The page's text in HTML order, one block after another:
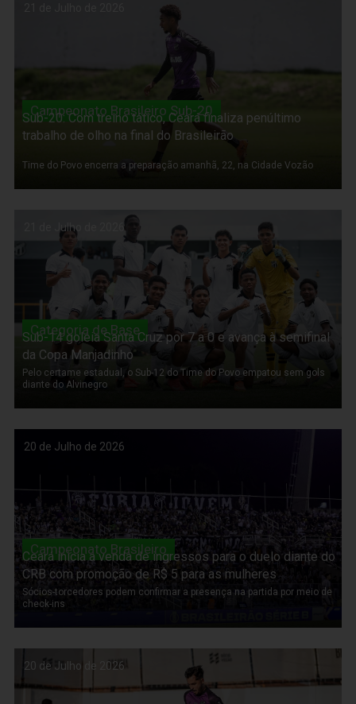
Campeonato Brasileiro Sub-20
Sub-20: Com treino tático, Ceará finaliza penúltimo
trabalho de olho na final do Brasileirão
Time do Povo encerra a preparação amanhã, 22, na Cidade Vozão
21 de Julho de 2026
Categoria de Base
Sub-14 goleia Santa Cruz por 7 a 0 e avança à semifinal
da Copa Manjadinho
Pelo certame estadual, o Sub-12 do Time do Povo empatou sem gols
diante do Alvinegro
20 de Julho de 2026
Campeonato Brasileiro
Ceará inicia a venda de ingressos para o duelo diante do
CRB com promoção de R$ 5 para as mulheres
Sócios-torcedores podem confirmar a presença na partida por meio de
check-ins
20 de Julho de 2026